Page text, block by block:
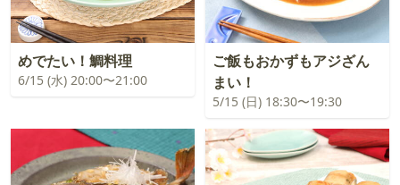
めでたい！鯛料理
6/15 (水) 20:00〜21:00
ご飯もおかずもアジざん
まい！
5/15 (日) 18:30〜19:30